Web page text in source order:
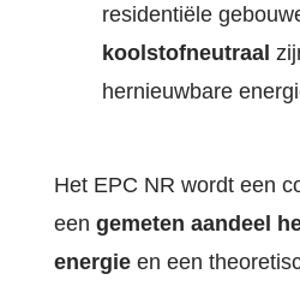
residentiële
koolstofneutraal
hernieuwbare
Het EPC NR wordt een
een gemeten aandeel
energieen een